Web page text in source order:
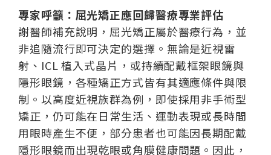
專家呼籲：屈光矯正應回歸醫療專業評估
謝醫師補充說明，屈光矯正屬於醫療行為，並
非追隨流行即可決定的選擇。無論是近視雷
射、ICL 植入式晶片，或持續配戴框架眼鏡與
隱形眼鏡，各種矯正方式皆有其適應條件與限
制。以高度近視族群為例，即使採用非手術型
矯正，仍可能在日常生活、運動表現或長時間
用眼時產生不便，部分患者也可能因長期配戴
隱形眼鏡而出現乾眼或角膜健康問題。因此，